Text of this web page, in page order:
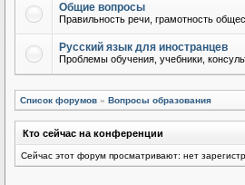
Общие вопросы
Правильность речи, грамотность
Русский язык для иностранцев
Проблемы обучения, учебники,
Список форумов » Вопросы образования
Кто сейчас на конференции
Сейчас этот форум просматривают: нет